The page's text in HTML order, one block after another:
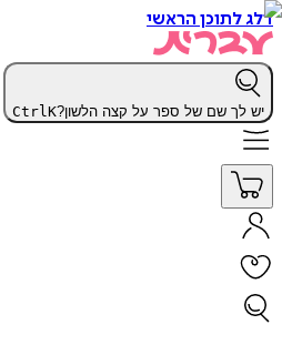
דלג לתוכן הראשי
יש לך שם של ספר על קצה הלשון? CtrlK